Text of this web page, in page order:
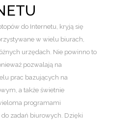
do Internetu, kryją się
w wielu biurach,
urzędach. Nie powinno to
pozwalają na
prac bazujących na
a także świetnie
programami
zadań biurowych. Dzięki